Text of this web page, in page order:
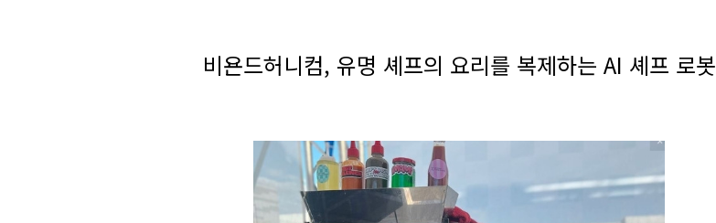
비욘드허니컴, 유명 셰프의 요리를 복제하는 AI 셰프 로봇